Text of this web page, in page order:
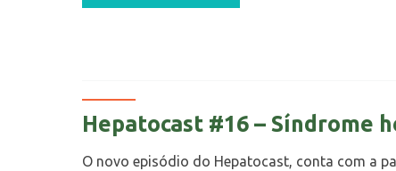
Hepatocast #16 – Síndrome
O novo episódio do Hepatocast, conta com a